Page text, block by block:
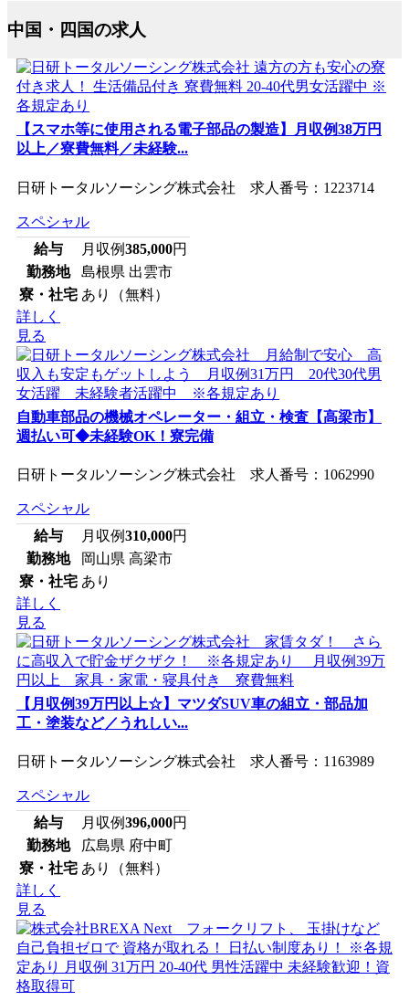
中国・四国の求人
【スマホ等に使用される電子部品の製造】月収例38万円
以上／寮費無料／未経験...
日研トータルソーシング株式会社 求人番号：1223714
スペシャル
給与
月収例385,000円
勤務地
島根県 出雲市
寮・社宅 あり（無料）
詳しく
見る
自動車部品の機械オペレーター・組立・検査【高梁市】
週払い可◆未経験OK！寮完備
日研トータルソーシング株式会社 求人番号：1062990
スペシャル
給与
月収例310,000円
勤務地
岡山県 高梁市
寮・社宅 あり
詳しく
見る
【月収例39万円以上☆】マツダSUV車の組立・部品加
工・塗装など／うれしい...
日研トータルソーシング株式会社 求人番号：1163989
スペシャル
給与
月収例396,000円
勤務地
広島県 府中町
寮・社宅 あり（無料）
詳しく
見る